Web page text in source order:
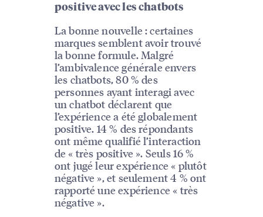
positive avec les chatbots
La bonne nouvelle : certaines
marques semblent avoir trouvé
la bonne formule. Malgré
l’ambivalence générale envers
les chatbots, 80 % des
personnes ayant interagi avec
un chatbot déclarent que
l’expérience a été globalement
positive. 14 % des répondants
ont même qualifié l’interaction
de « très positive ». Seuls 16 %
ont jugé leur expérience « plutôt
négative », et seulement 4 % ont
rapporté une expérience « très
négative ».